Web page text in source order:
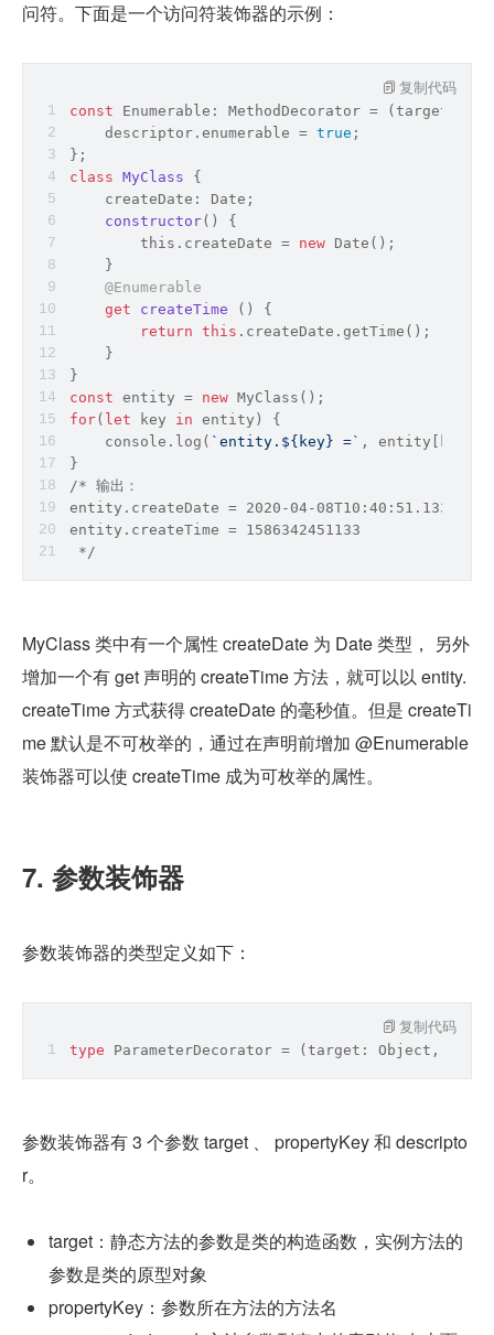
问符。下面是一个访问符装饰器的示例：
const Enumerable: MethodDecorator = ( target:
    descriptor.enumerable =
true ;
};
class MyClass
{
    createDate:
Date ;
constructor( )
{
this .createDate = new Date ();
    }
@Enumerable
get
createTime ( )
{
return this .createDate.getTime();
    }
}
const entity = new MyClass();
for( let key in entity) {
console .log( `entity. ${key} =` , entity[key]);
}
/* 输出：
entity.createDate = 2020-04-08T10:40:51.133Z
entity.createTime = 1586342451133
*/
复制代码
MyClass 类中有一个属性 createDate 为 Date 类型， 另外
增加一个有 get 声明的 createTime 方法，就可以以 entity.
createTime 方式获得 createDate 的毫秒值。但是 createTi
me 默认是不可枚举的，通过在声明前增加 @Enumerable
装饰器可以使 createTime 成为可枚举的属性。
7. 参数装饰器
参数装饰器的类型定义如下：
type ParameterDecorator = ( target: Object ,
复制代码
参数装饰器有 3 个参数 target 、 propertyKey 和 descripto
r。
target：静态方法的参数是类的构造函数，实例方法的
参数是类的原型对象
propertyKey：参数所在方法的方法名